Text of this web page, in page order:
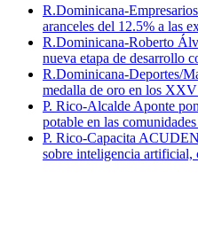
R.Dominicana-
aranceles del 12.5% a las
R.Dominicana-Roberto
nueva etapa de desarrollo
R.Dominicana-Deportes/
medalla de oro en los
P. Rico-Alcalde Aponte
potable en las
P. Rico-Capacita
sobre inteligencia